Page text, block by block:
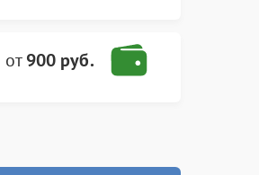
от900 руб.